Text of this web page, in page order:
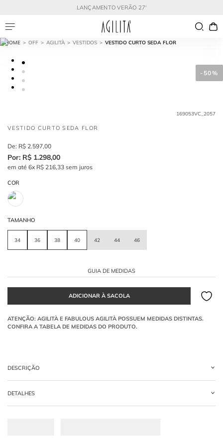
LANÇAMENTO VERÃO 27'
OFF AGILITÀ VESTIDOS VESTIDO CURTO SEDA FLOR
- 50%
169053VC_2057
VESTIDO CURTO SEDA FLOR
R$ 2.597,00
R$ 1.298,00
em até 6x R$ 216,33 sem juros
COR
TAMANHO
34 36 38 40 42 44 46
GUIA DE MEDIDAS
DESCRIÇÃO
Vestido curto em vermelho vivo, confeccionado em organza de seda pura. O
busto e saia em camadas sobrepostas.
DETALHES